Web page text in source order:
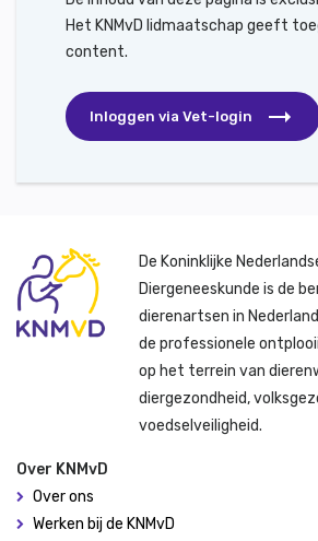
Het KNMvD lidmaatschap geeft
content.
Inloggen via Vet-login
De Koninklijke
Diergeneeskunde is de
dierenartsen in
de professionele
op het terrein van
diergezondheid,
voedselveiligheid.
Over KNMvD
Over ons
Werken bij de KNMvD